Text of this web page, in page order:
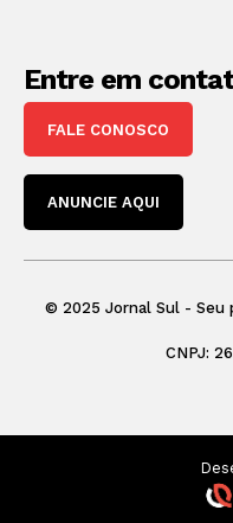
Entre em
FALE CONOSCO
ANUNCIE AQUI
© 2025 Jornal Sul - Seu
CNPJ: